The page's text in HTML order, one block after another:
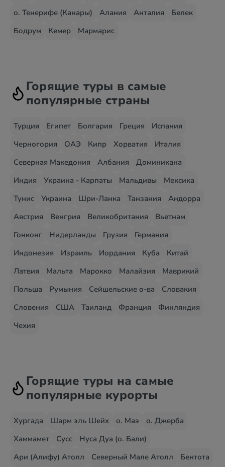
о. Тенерифе (Канары)
Алания Анталия
Белек
Бодрум
Кемер Мармарис
Горящие туры в самые
популярные страны
Турция Египет Болгария Греция
Испания
Черногория
ОАЭ Кипр Хорватия
Италия
Северная Македония
Албания
Доминикана
Индия
Украина - Карпаты Мальдивы
Мексика
Тунис
Украина Шри-Ланка Танзания
Андорра
Австрия
Венгрия Великобритания
Вьетнам
Гонконг
Нидерланды Грузия
Германия
Индонезия
Израиль Иордания Куба
Китай
Латвия
Мальта Марокко Малайзия
Маврикий
Польша
Румыния Сейшельские о-ва
Словакия
Словения
США Таиланд Франция
Финляндия
Чехия
Горящие туры на самые
популярные курорты
Хургада Шарм эль Шейх о. Маэ
о. Джерба
Хаммамет
Сусс
Нуса Дуа (о. Бали)
Ари (Алифу) Атолл
Северный Мале Атолл
Бентота